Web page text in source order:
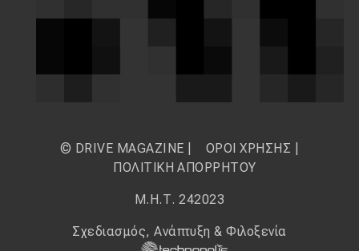
© DRIVE MAGAZINE | ΟΡΟΙ ΧΡΗΣΗΣ
ΠΟΛΙΤΙΚΗ ΑΠΟΡΡΗΤΟΥ
Μ.Η.Τ. 242023
Σχεδιασμός, Ανάπτυξη & Φιλοξενία